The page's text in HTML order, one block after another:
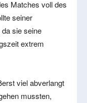
Matches voll des
seiner
sie seine
extrem
viel abverlangt
mussten,